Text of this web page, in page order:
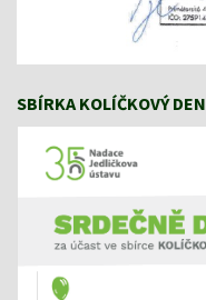
SBÍRKA KOLÍČKOVÝ DEN